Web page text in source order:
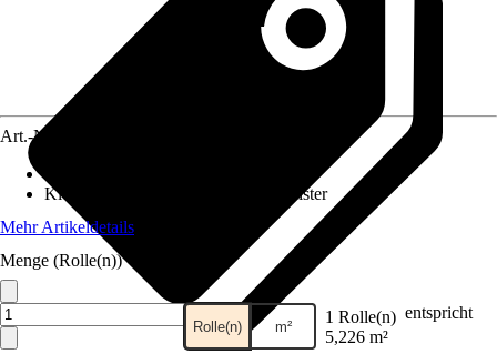
Art.-Nr.
Kleisterempfehlung
Vliestapetenkleister
Mehr Artikeldetails
Menge (Rolle(n))
Rolle(n) m² 1 Rolle(n) entspricht
5,226 m²